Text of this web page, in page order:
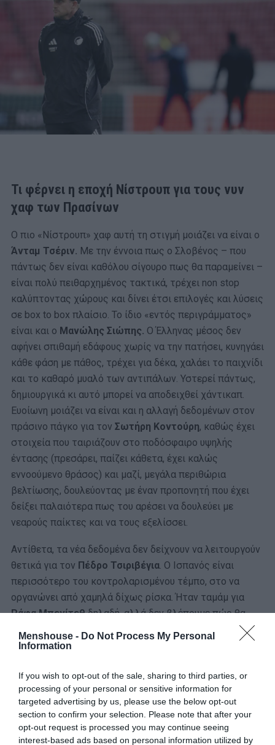
Menshouse - Do Not Process My Personal
Information
If you wish to opt-out of the sale, sharing to third parties, or
processing of your personal or sensitive information for
targeted advertising by us, please use the below opt-out
section to confirm your selection. Please note that after your
opt-out request is processed you may continue seeing
interest-based ads based on personal information utilized by
Τι φέρνει η εποχή Νίστρουπ για τους νυν
χαφ των Πρασίνων
Ο πιο «Νίστρουπ» χαφ αυτή τη στιγμή μοιάζει να είναι ο
Άνταμ Τσέριν. Με την έννοια πως ο Σλοβένος – που
πάντως δεν είναι καθόλου σίγουρο πως θα παραμείνει –
είναι πολύ πειθαρχημένος τακτικά, τρέχει non stop
καλύπτοντας χώρους και δίνει έτσι επιλογές και λύσεις
σε box to box πλαίσιο. Το ίδιο «εντός περιγράμματος»
είναι και ο Μανώλης Σιώπης. Ο Έλληνας μέσος δεν
αφήνει σπιθαμή εδάφους χωρίς να την πατήσει, κυνηγάει
κάθε φάση με πάθος, τρέχει για δέκα, χαλάει το παιχνίδι
και το καθαρό μυαλό των αντιπάλων. Υστερεί πάντως,
δημιουργικά κι αυτό μπορεί να αποδειχθεί χάντικαπ.
Ευοίωνη μοιάζει να είναι και η αλλαγή δεδομένων στον
πράσινο πάγκο για τον Σωτήρη Κοντούρη, καθώς έχει
στοιχεία που ταιριάζουν στο ποδόσφαιρο υψηλής
έντασης (πρεσάρει, παίζει κάθετα, έχει καλώς
εννοούμενο θράσος) και μαζί, μεγάλα περιθώρια
βελτίωσης, δουλεύοντας με έναν προπονητή που έχει
δείξει παλαιότερα πως του αρέσει να δουλεύει με
νεαρούς παίκτες και να τους εξελίσσει.
Αντίθετα, τα νέα δεδομένα δεν δείχνουν να λειτουργούν
θετικά για τον Πέδρο Τσιριβέγια. Ο Ισπανός είναι
περισσότερο του κοντρολαρισμένου τέμπο, στο να
οργανώνει από χαμηλά δίχως ρίσκα. Ήταν ταμάμ για
Ράφα Μπενίτεθδηλαδή, αλλά δεν βλέπουμε πώς θα
μπορούσε να κολλήσει με τη στόχευση του Γιάκομπ
Νίστρουπ. Και ο
προπονητή. Μόνο που αυτός είναι ο υγιής Ρενάτο
Σάντσες. Κι αυτό, δυστυχώς, δεν είναι ρεαλιστικό
σενάριο. Γι’ αυτό και έχει παρθεί η απόφαση να μην
συνεχίσει το Τριφύλλι μαζί με τον Πορτογάλο.